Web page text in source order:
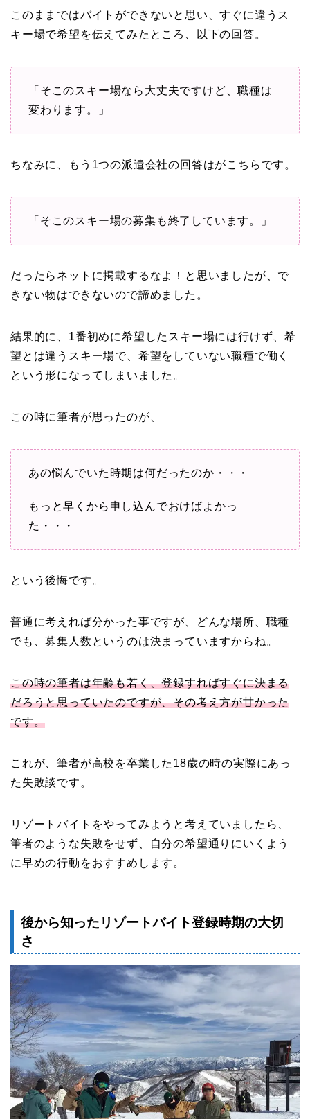
このままではバイトができないと思い、すぐに違うス
キー場で希望を伝えてみたところ、以下の回答。
「そこのスキー場なら大丈夫ですけど、職種は
変わります。」
ちなみに、もう1つの派遣会社の回答はがこちらです。
「そこのスキー場の募集も終了しています。」
だったらネットに掲載するなよ！と思いましたが、で
きない物はできないので諦めました。
結果的に、1番初めに希望したスキー場には行けず、希
望とは違うスキー場で、希望をしていない職種で働く
という形になってしまいました。
この時に筆者が思ったのが、
あの悩んでいた時期は何だったのか・・・
もっと早くから申し込んでおけばよかっ
た・・・
という後悔です。
普通に考えれば分かった事ですが、どんな場所、職種
でも、募集人数というのは決まっていますからね。
この時の筆者は年齢も若く、登録すればすぐに決まる
だろうと思っていたのですが、その考え方が甘かった
です。
これが、筆者が高校を卒業した18歳の時の実際にあっ
た失敗談です。
リゾートバイトをやってみようと考えていましたら、
筆者のような失敗をせず、自分の希望通りにいくよう
に早めの行動をおすすめします。
後から知ったリゾートバイト登録時期の大切
さ